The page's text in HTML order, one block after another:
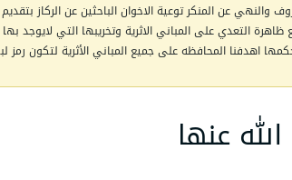
والنهي عن المنكر توعية الاخوان الباحثين عن الركاز
ظاهرة التعدي على المباني الاثرية وتخريبها التي
اهدفنا المحافظه على جميع المباني الأثرية لتكون رمز
عنها